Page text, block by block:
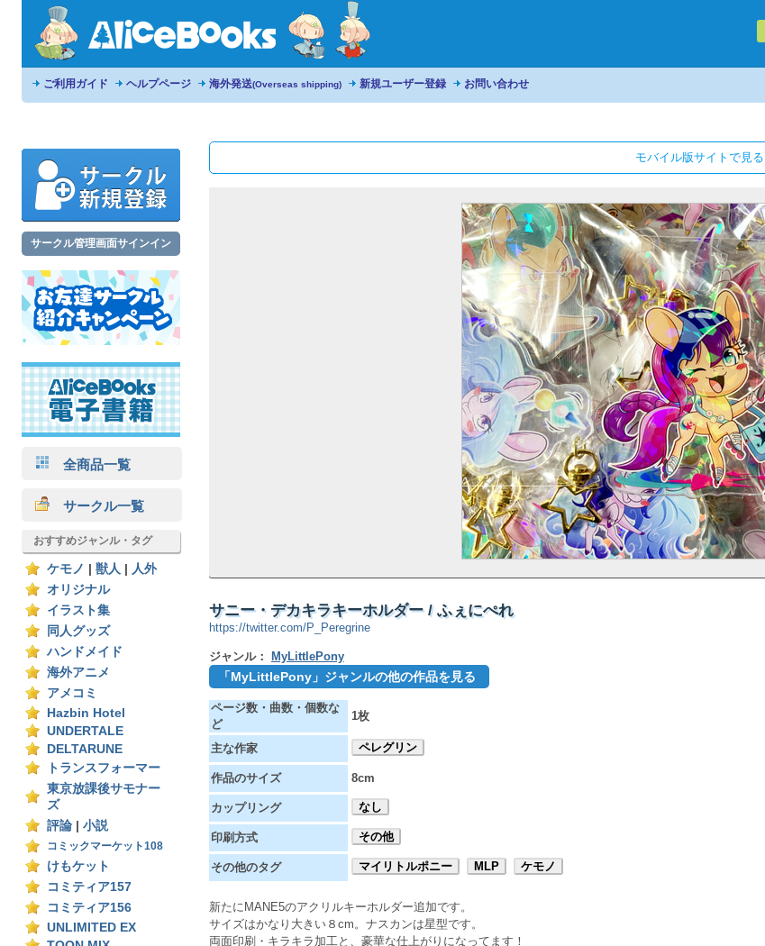
ご利用ガイド ヘルプページ 海外発送(Overseas shipping) 新規ユーザー登録 お問い合わせ
サークル管理画面サインイン
全商品一覧
サークル一覧
おすすめジャンル・タグ
ケモノ 獣人
人外
オリジナル
イラスト集
同人グッズ
ハンドメイド
海外アニメ
アメコミ
Hazbin Hotel
UNDERTALE
DELTARUNE
トランスフォーマー
東京放課後サモナー
ズ
評論
小説
コミックマーケット108
けもケット
コミティア157
コミティア156
UNLIMITED EX
モバイル版サイトで見る
サニー・デカキラキーホルダー / ふぇにぺれ
https://twitter.com/P_Peregrine
ジャンル： MyLittlePony
「MyLittlePony」ジャンルの他の作品を見る
ページ数・曲数・個数な
ど
1枚
主な作家 ペレグリン
作品のサイズ 8cm
カップリング なし
印刷方式 その他
その他のタグ マイリトルポニー MLP ケモノ
新たにMANE5のアクリルキーホルダー追加です。
サイズはかなり大きい８cm。ナスカンは星型です。
両面印刷・キラキラ加工と、豪華な仕上がりになってます！